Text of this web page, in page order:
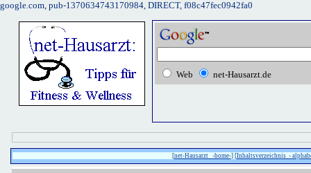
google.com, pub-1370634743170984, DIRECT, f08c47fec0942fa0
Web net-Hausarzt.de
[net-Hausarzt -home-] [Inhaltsverzeichnis -